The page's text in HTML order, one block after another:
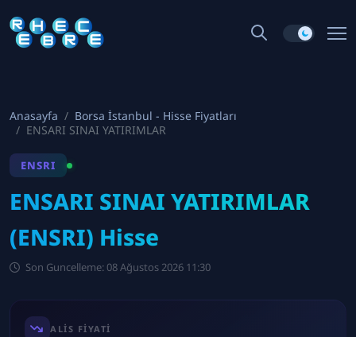
Anasayfa
Borsa İstanbul - Hisse Fiyatları
ENSARI SINAI YATIRIMLAR
ENSRI
ENSARI SINAI YATIRIMLAR
(ENSRI) Hisse
Son Guncelleme: 08 Ağustos 2026 11:30
ALIS FIYATI